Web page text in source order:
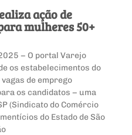
ação de
mulheres 50+
− O portal Varejo
os estabelecimentos do
de emprego
os candidatos − uma
(Sindicato do Comércio
do Estado de São